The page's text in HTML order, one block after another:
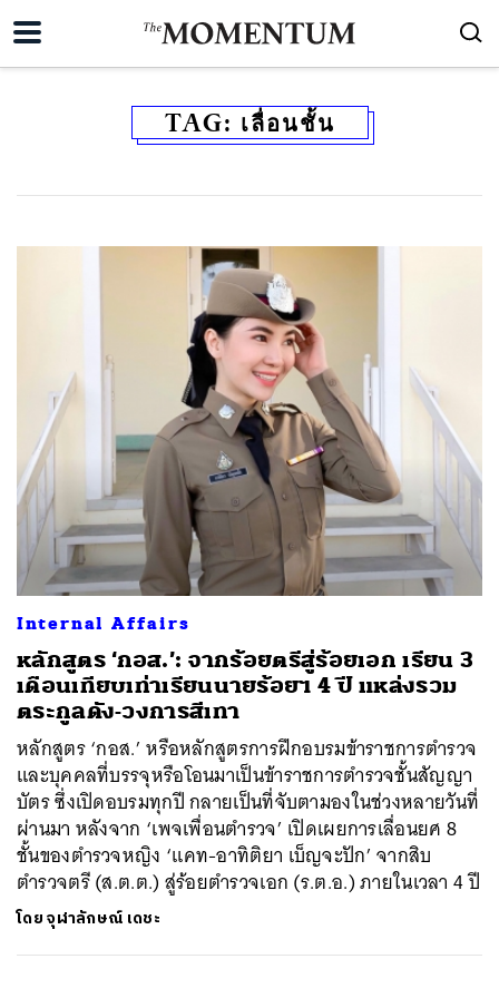
TAG: เลื่อนชั้น
Internal Affairs
หลักสูตร ‘กอส.’: จากร้อยตรีสู่ร้อยเอก เรียน 3
เดือนเทียบเท่าเรียนนายร้อยฯ 4 ปี แหล่งรวม
ตระกูลดัง-วงการสีเทา
หลักสูตร ‘กอส.’ หรือหลักสูตรการฝึกอบรมข้าราชการตำรวจ
และบุคคลที่บรรจุหรือโอนมาเป็นข้าราชการตำรวจชั้นสัญญา
บัตร ซึ่งเปิดอบรมทุกปี กลายเป็นที่จับตามองในช่วงหลายวันที่
ผ่านมา หลังจาก ‘เพจเพื่อนตำรวจ’ เปิดเผยการเลื่อนยศ 8
ชั้นของตำรวจหญิง ‘แคท-อาทิติยา เบ็ญจะปัก’ จากสิบ
ตำรวจตรี (ส.ต.ต.) สู่ร้อยตำรวจเอก (ร.ต.อ.) ภายในเวลา 4 ปี
โดยจุฬาลักษณ์ เดชะ
ค้นหา
SHARE TWEET